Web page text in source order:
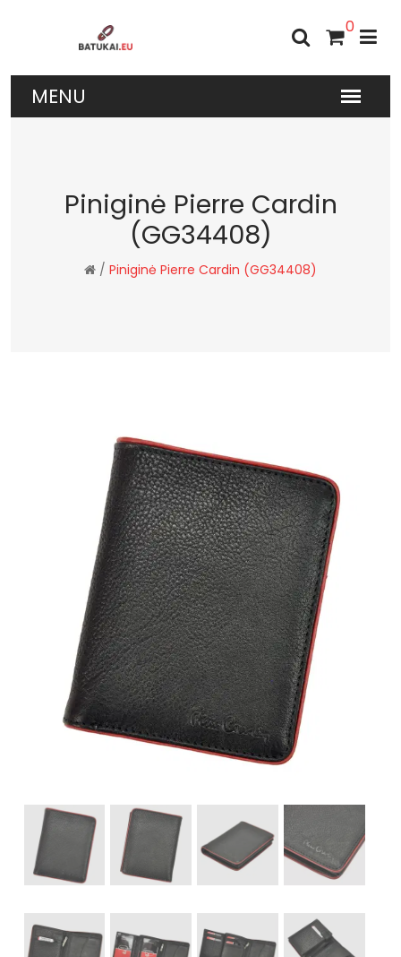
0
Piniginė Pierre Cardin
(GG34408)
/ Piniginė Pierre Cardin (GG34408)